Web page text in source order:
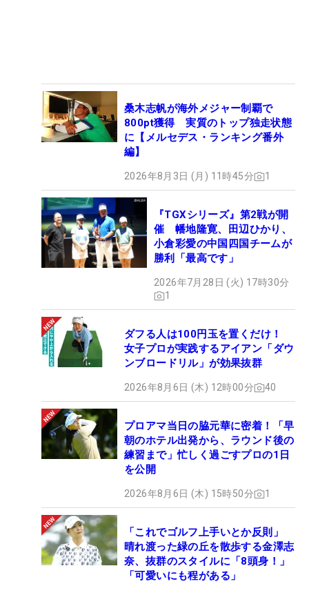
桑木志帆が海外メジャー制覇で
800pt獲得 実質のトップ独走状態
に【メルセデス・ランキング番外
編】
2026年8月3日 (月) 11時45分 1
『TGXシリーズ』第2戦が開
催 幡地隆寛、田辺ひかり、
小倉彩愛の中国四国チームが
勝利「最高です」
2026年7月28日 (火) 17時30分
1
ダフる人は100円玉を置くだけ！
女子プロが実践するアイアン「ダウ
ンブロードリル」が効果抜群
2026年8月6日 (木) 12時00分 40
プロアマ当日の脇元華に密着！「早
朝のホテル出発から、ラウンド後の
練習まで」忙しく過ごすプロの1日
を公開
2026年8月6日 (木) 15時50分 1
「これでゴルフ上手いとか反則」
晴れ渡った緑の丘を散歩する金澤志
奈、抜群のスタイルに「8頭身！」
「可愛いにも程がある」